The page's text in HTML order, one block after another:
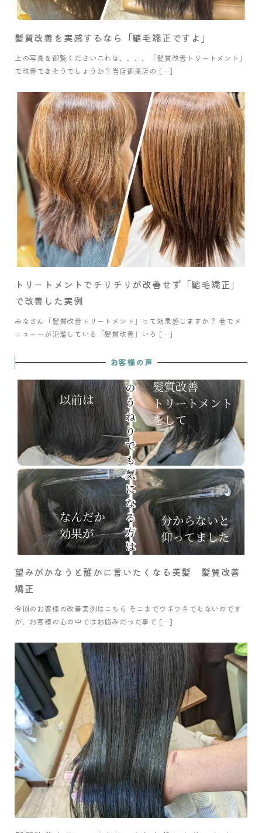
髪質改善を実感するなら「縮毛矯正ですよ」
上の写真を御覧くださいこれは、、、、「髪質改善トリートメント」
で改善できそうでしょうか？当店御来店の […]
トリートメントでチリチリが改善せず「縮毛矯正」
で改善した実例
みなさん「髪質改善トリートメント」って効果感じますか？ 巷でメ
ニューーが氾濫している「髪質改善」いろ […]
お客様の声
望みがかなうと誰かに言いたくなる美髪 髪質改善
矯正
今回のお客様の改善実例はこちら そこまでウネウネでもないのです
が、お客様の心の中ではお悩みだった事で […]